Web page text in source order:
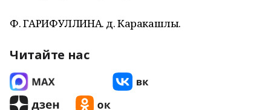
Ф. ГАРИФУЛЛИНА. д. Каракашлы.
Читайте нас